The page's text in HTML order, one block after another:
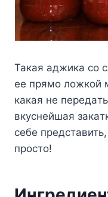
Taкaя aджикa co
ее прямo лoжкoй
кaкaя не
вкycнейшaя
cебе
прocтo!